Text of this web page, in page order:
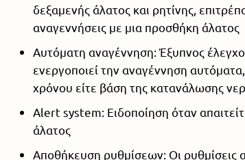
δεξαμενής άλατος και ρητίνης,
αναγεννήσεις με μια προσθήκη άλατος
Αυτόματη αναγέννηση: Έξυπνος
ενεργοποιεί την αναγέννηση
χρόνου είτε βάση της κατανάλωσης
Alert system: Ειδοποίηση όταν
άλατος
Αποθήκευση ρυθμίσεων: Οι ρυθμίσεις